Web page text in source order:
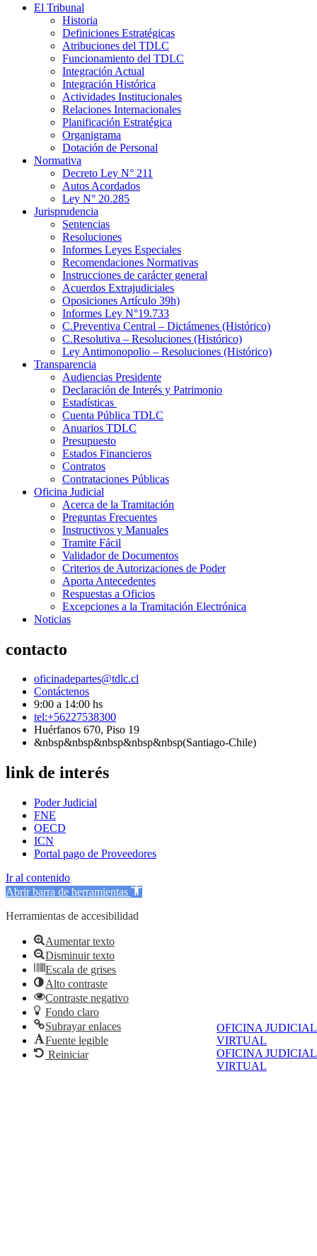
OFICINA JUDICIAL
VIRTUAL
OFICINA JUDICIAL
VIRTUAL
El Tribunal
Historia
Definiciones Estratégicas
Atribuciones del TDLC
Funcionamiento del TDLC
Integración Actual
Integración Histórica
Actividades Institucionales
Relaciones Internacionales
Planificación Estratégica
Organigrama
Dotación de Personal
Normativa
Decreto Ley N° 211
Autos Acordados
Ley N° 20.285
Jurisprudencia
Sentencias
Resoluciones
Informes Leyes Especiales
Recomendaciones Normativas
Instrucciones de carácter general
Acuerdos Extrajudiciales
Oposiciones Artículo 39h)
Informes Ley N°19.733
C.Preventiva Central – Dictámenes (Histórico)
C.Resolutiva – Resoluciones (Histórico)
Ley Antimonopolio – Resoluciones (Histórico)
Transparencia
Audiencias Presidente
Declaración de Interés y Patrimonio
Estadísticas
Cuenta Pública TDLC
Anuarios TDLC
Presupuesto
Estados Financieros
Contratos
Contrataciones Públicas
Oficina Judicial
Acerca de la Tramitación
Preguntas Frecuentes
Instructivos y Manuales
Tramite Fácil
Validador de Documentos
Criterios de Autorizaciones de Poder
Aporta Antecedentes
Respuestas a Oficios
Excepciones a la Tramitación Electrónica
Noticias
contacto
oficinadepartes@tdlc.cl
Contáctenos
9:00 a 14:00 hs
tel:+56227538300
Huérfanos 670, Piso 19
&nbsp&nbsp&nbsp&nbsp&nbsp(Santiago-Chile)
link de interés
Poder Judicial
FNE
OECD
ICN
Portal pago de Proveedores
Ir al contenido
Abrir barra de herramientas
Herramientas de accesibilidad
Aumentar texto
Disminuir texto
Escala de grises
Alto contraste
Contraste negativo
Fondo claro
Subrayar enlaces
Fuente legible
Reiniciar